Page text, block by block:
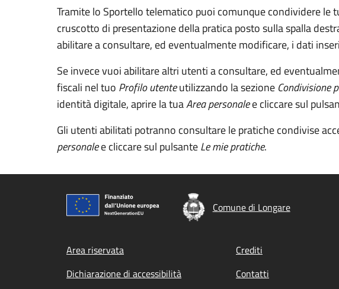
Tramite lo Sportello telematico puoi comunque condividere
cruscotto di presentazione della pratica posto sulla spalla
abilitare a consultare, ed eventualmente modificare, i dati
Se invece vuoi abilitare altri utenti a consultare, ed
fiscali nel tuo Profilo utenteutilizzando la sezione Condivisione
identità digitale, aprire la tuaArea personalee cliccare sul
Gli utenti abilitati potranno consultare le pratiche condivise
personalee cliccare sul pulsanteLe mie pratiche.
Comune di Longare
Footer menu
Area riservata Crediti
Dichiarazione di accessibilità
Contatti